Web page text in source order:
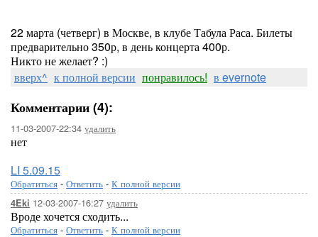
22 марта (четверг) в Москве, в клубе Табула Раса. Билеты
предварительно 350р, в день концерта 400р.
Никто не желает? :)
вверх^ к полной версии понравилось! в evernote
Комментарии (4):
11-03-2007-22:34 удалить
нет
LI 5.09.15
Обратиться - Ответить - К полной версии
4Eki 12-03-2007-16:27 удалить
Вроде хочется сходить...
Обратиться - Ответить - К полной версии